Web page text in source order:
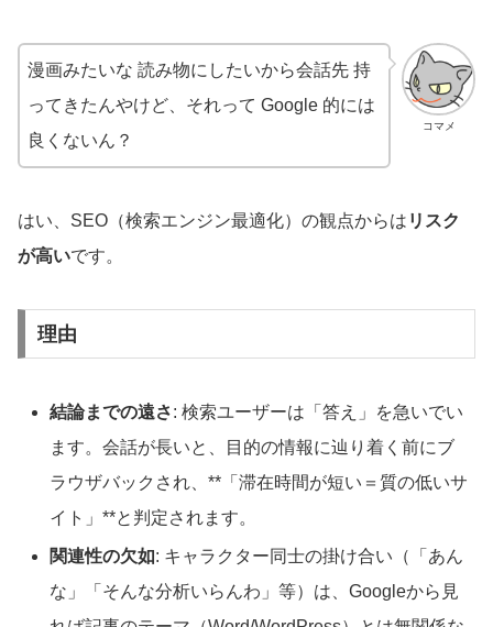
コマメ
漫画みたいな 読み物にしたいから会話先 持
ってきたんやけど、それって Google 的には
良くないん？
はい、SEO（検索エンジン最適化）の観点からは リスク
が高いです。
理由
結論までの遠さ: 検索ユーザーは「答え」を急いでい
ます。会話が長いと、目的の情報に辿り着く前にブ
ラウザバックされ、**「滞在時間が短い＝質の低いサ
イト」**と判定されます。
関連性の欠如: キャラクター同士の掛け合い（「あん
な」「そんな分析いらんわ」等）は、Googleから見